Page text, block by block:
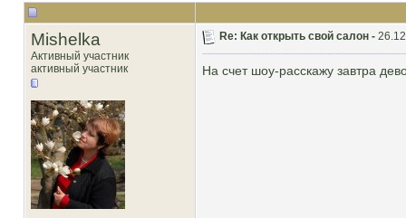
Mishelka
Активный участник
активный участник
Re: Как открыть свой салон -
На счет шоу-расскажу завтра